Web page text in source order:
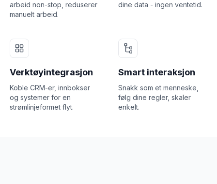
arbeid non-stop, reduserer
manuelt arbeid.
dine data - ingen ventetid.
Verktøyintegrasjon
Koble CRM-er, innbokser
og systemer for en
strømlinjeformet flyt.
Smart interaksjon
Snakk som et menneske,
følg dine regler, skaler
enkelt.